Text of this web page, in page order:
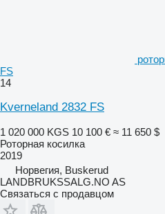
FS
14
Kverneland 2832 FS
1 020 000 KGS 10 100 € ≈ 11 650 $
Роторная косилка
2019
Норвегия, Buskerud
LANDBRUKSSALG.NO AS
Связаться с продавцом